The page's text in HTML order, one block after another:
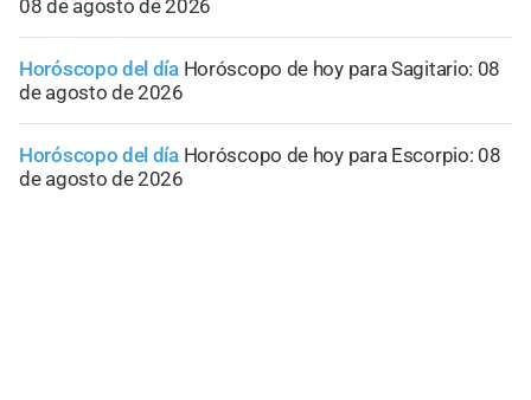
08 de agosto de 2026
Horóscopo del día Horóscopo de hoy para Sagitario: 08
de agosto de 2026
Horóscopo del día Horóscopo de hoy para Escorpio: 08
de agosto de 2026